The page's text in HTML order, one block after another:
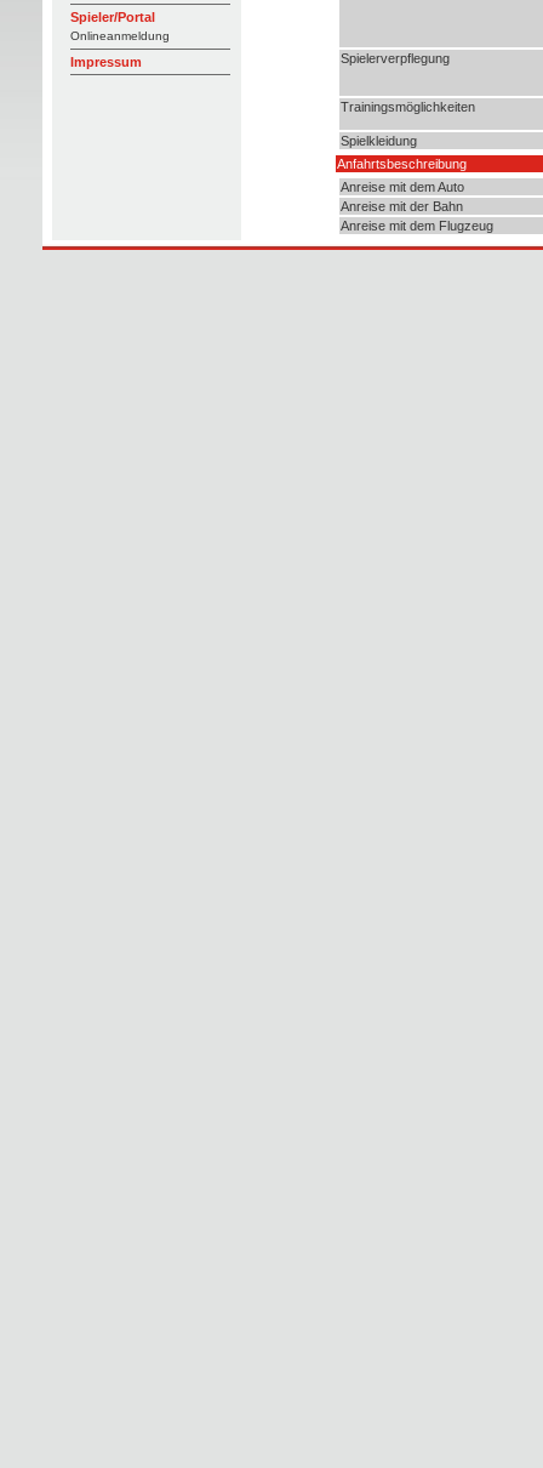
Spieler/Portal
Onlineanmeldung
Impressum Spielerverpflegung
Trainingsmöglichkeiten
Spielkleidung
Anfahrtsbeschreibung
Anreise mit dem Auto
Anreise mit der Bahn
Anreise mit dem Flugzeug